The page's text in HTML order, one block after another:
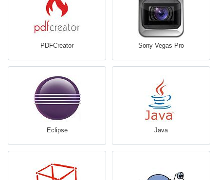
PDFCreator Sony Vegas Pro
Eclipse Java